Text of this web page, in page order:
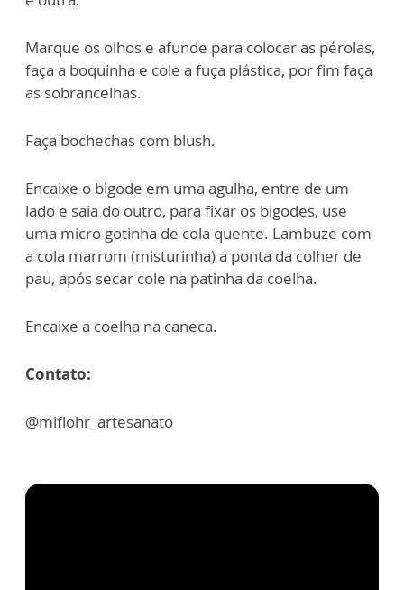
Marque os olhos e afunde para colocar as pérolas,
faça a boquinha e cole a fuça plástica, por fim faça
as sobrancelhas.
Faça bochechas com blush.
Encaixe o bigode em uma agulha, entre de um
lado e saia do outro, para fixar os bigodes, use
uma micro gotinha de cola quente. Lambuze com
a cola marrom (misturinha) a ponta da colher de
pau, após secar cole na patinha da coelha.
Encaixe a coelha na caneca.
Contato:
@miflohr_artesanato